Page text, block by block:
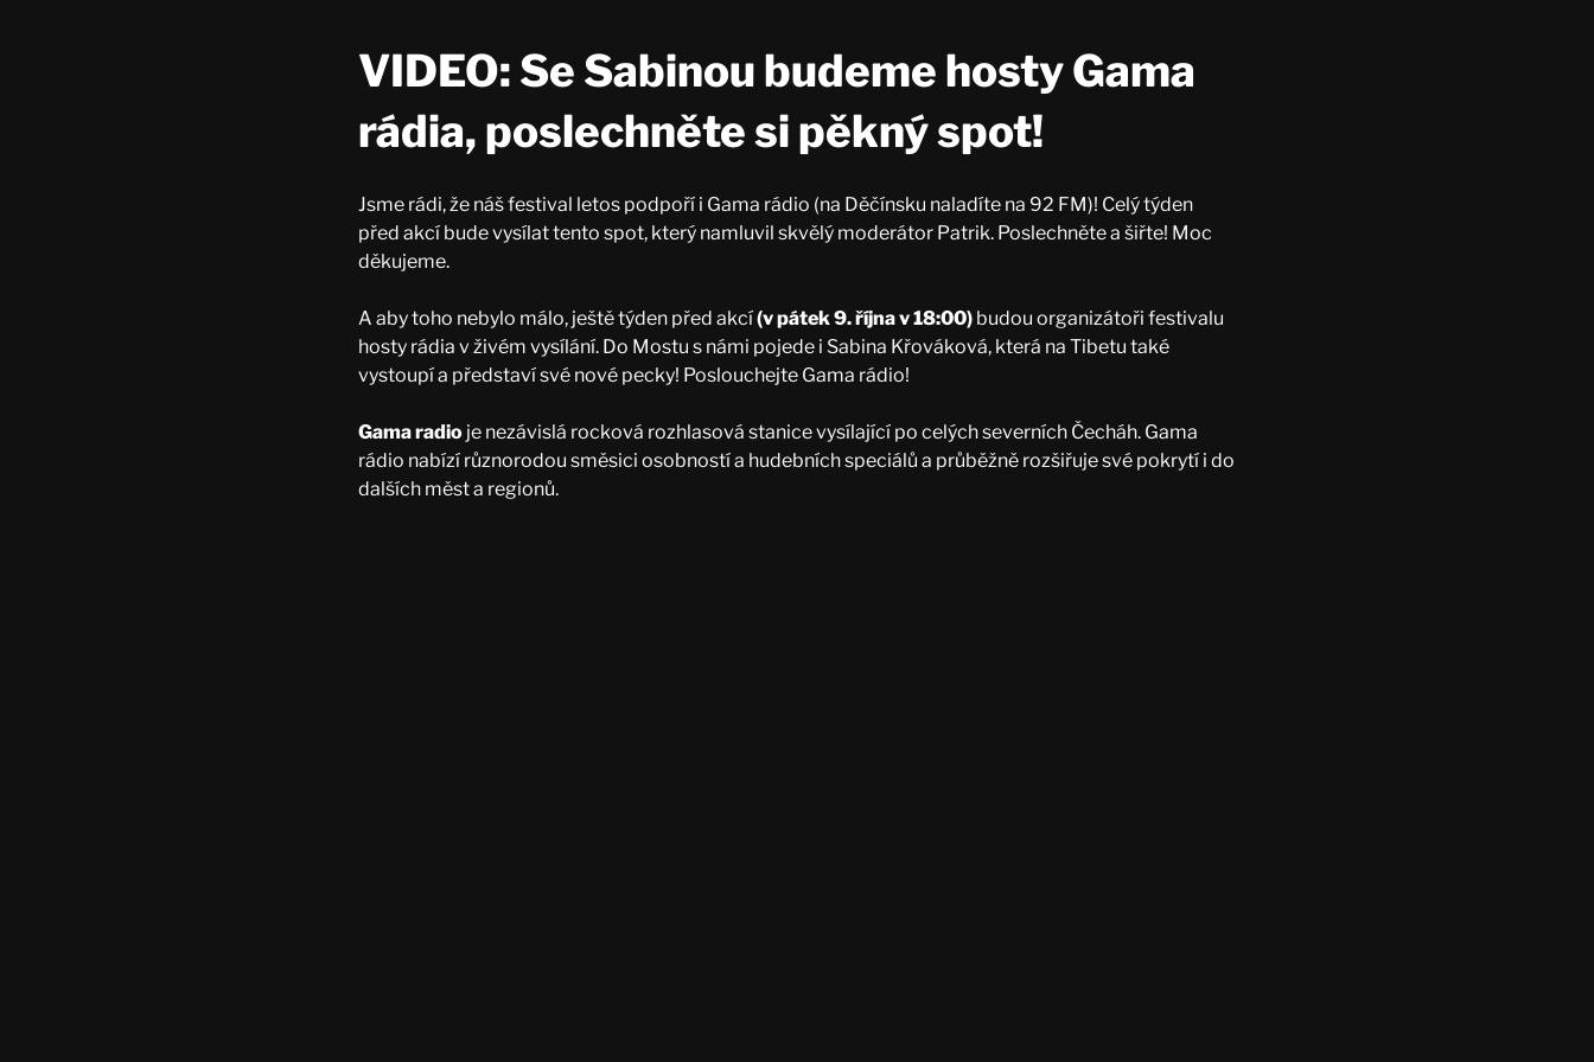
VIDEO: Se Sabinou budeme hosty Gama
rádia, poslechněte si pěkný spot!
Jsme rádi, že náš festival letos podpoří i Gama rádio (na Děčínsku naladíte na 92 FM)! Celý týden
před akcí bude vysílat tento spot, který namluvil skvělý moderátor Patrik. Poslechněte a šiřte! Moc
děkujeme.
A aby toho nebylo málo, ještě týden před akcí(v pátek 9. října v 18:00) budou organizátoři festivalu
hosty rádia v živém vysílání. Do Mostu s námi pojede i Sabina Křováková, která na Tibetu také
vystoupí a představí své nové pecky! Poslouchejte Gama rádio!
Gama radio je nezávislá rocková rozhlasová stanice vysílající po celých severních Čecháh. Gama
rádio nabízí různorodou směsici osobností a hudebních speciálů a průběžně rozšiřuje své pokrytí i do
dalších měst a regionů.